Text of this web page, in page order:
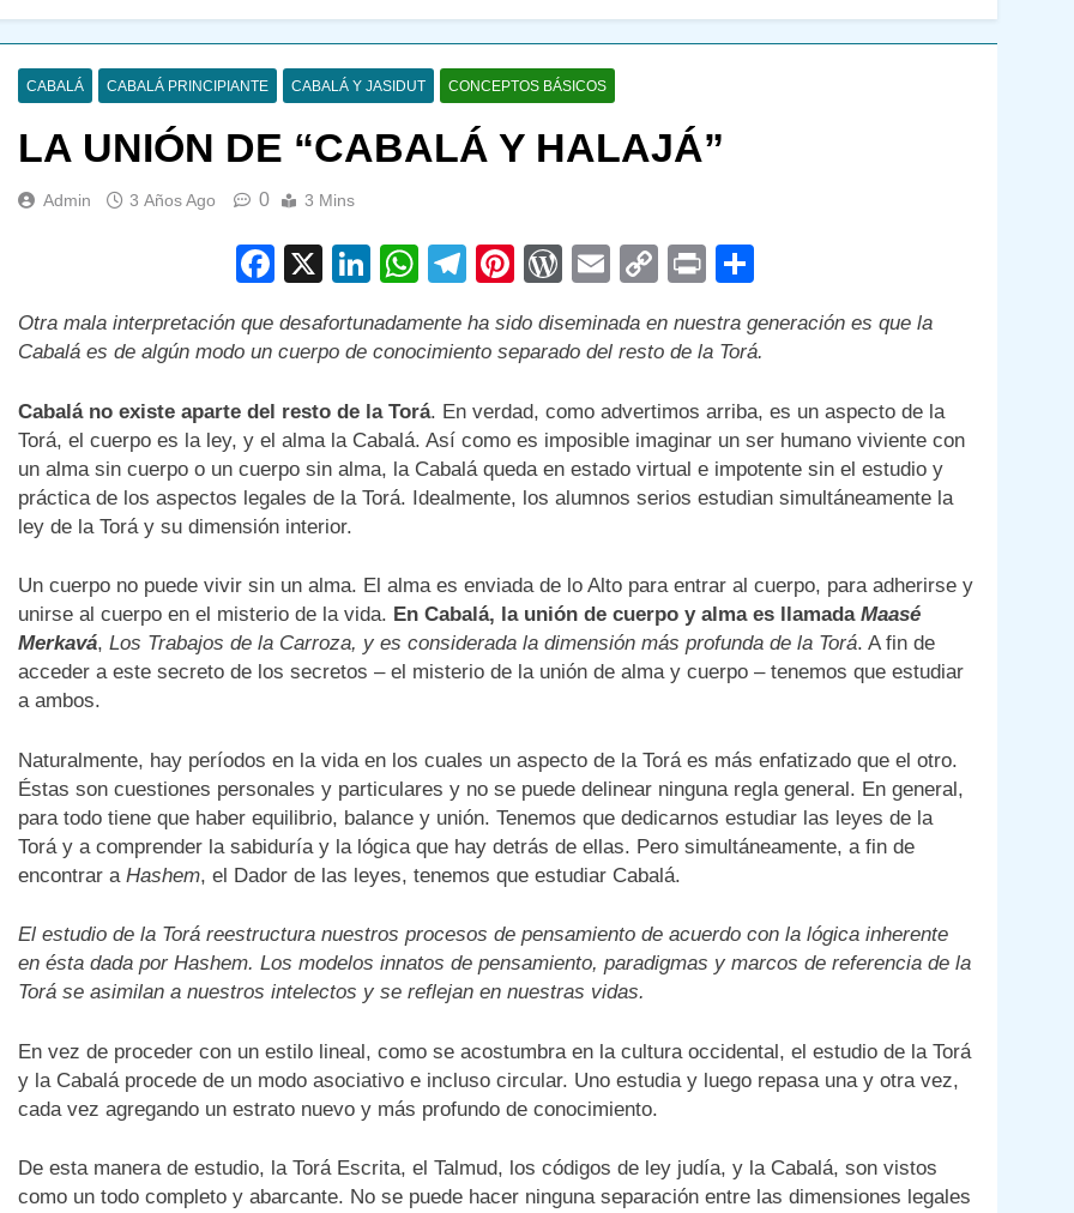
CABALÁ CABALÁ PRINCIPIANTE CABALÁ Y JASIDUT CONCEPTOS BÁSICOS
LA UNIÓN DE “CABALÁ Y HALAJÁ”
Admin 3 Años Ago 0 3 Mins
Facebook
X LinkedIn
WhatsApp
Telegram
Pinterest
WordPress
EmailCopyPrint
Otra mala interpretación que desafortunadamente ha sido diseminada en nuestra generación es que la
Cabalá es de algún modo un cuerpo de conocimiento separado del resto de la Torá.
Cabalá no existe aparte del resto de la Torá. En verdad, como advertimos arriba, es un aspecto de la
Torá, el cuerpo es la ley, y el alma la Cabalá. Así como es imposible imaginar un ser humano viviente con
un alma sin cuerpo o un cuerpo sin alma, la Cabalá queda en estado virtual e impotente sin el estudio y
práctica de los aspectos legales de la Torá. Idealmente, los alumnos serios estudian simultáneamente la
ley de la Torá y su dimensión interior.
Un cuerpo no puede vivir sin un alma. El alma es enviada de lo Alto para entrar al cuerpo, para adherirse y
unirse al cuerpo en el misterio de la vida. En Cabalá, la unión de cuerpo y alma es llamada Maasé
Merkavá, Los Trabajos de la Carroza, y es considerada la dimensión más profunda de la Torá. A fin de
acceder a este secreto de los secretos – el misterio de la unión de alma y cuerpo – tenemos que estudiar
a ambos.
Naturalmente, hay períodos en la vida en los cuales un aspecto de la Torá es más enfatizado que el otro.
Éstas son cuestiones personales y particulares y no se puede delinear ninguna regla general. En general,
para todo tiene que haber equilibrio, balance y unión. Tenemos que dedicarnos estudiar las leyes de la
Torá y a comprender la sabiduría y la lógica que hay detrás de ellas. Pero simultáneamente, a fin de
encontrar a Hashem, el Dador de las leyes, tenemos que estudiar Cabalá.
El estudio de la Torá reestructura nuestros procesos de pensamiento de acuerdo con la lógica inherente
en ésta dada por Hashem. Los modelos innatos de pensamiento, paradigmas y marcos de referencia de la
Torá se asimilan a nuestros intelectos y se reflejan en nuestras vidas.
En vez de proceder con un estilo lineal, como se acostumbra en la cultura occidental, el estudio de la Torá
y la Cabalá procede de un modo asociativo e incluso circular. Uno estudia y luego repasa una y otra vez,
cada vez agregando un estrato nuevo y más profundo de conocimiento.
De esta manera de estudio, la Torá Escrita, el Talmud, los códigos de ley judía, y la Cabalá, son vistos
como un todo completo y abarcante. No se puede hacer ninguna separación entre las dimensiones legales